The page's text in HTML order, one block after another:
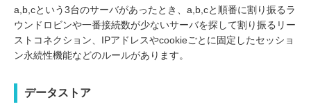
a,b,cという3台のサーバがあったとき、a,b,cと順番に割り振るラ
ウンドロビンや一番接続数が少ないサーバを探して割り振るリー
ストコネクション、IPアドレスやcookieごとに固定したセッショ
ン永続性機能などのルールがあります。
データストア